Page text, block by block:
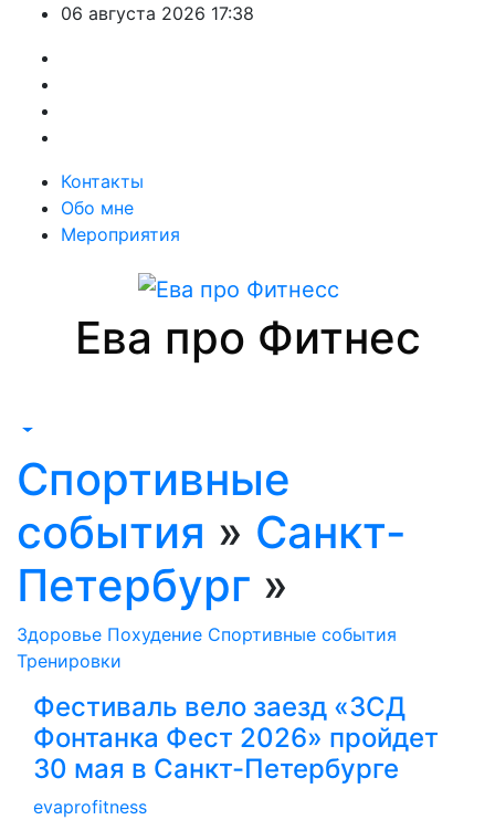
Перейти
содержимому
06 августа 2026 17:38
Контакты
Обо мне
Мероприятия
Ева про Фитнес
Спортивные
события » Санкт-
Петербург »
Здоровье Похудение Спортивные события
Тренировки
Фестиваль вело заезд «ЗСД
Фонтанка Фест 2026» пройдет
30 мая в Санкт-Петербурге
evaprofitness